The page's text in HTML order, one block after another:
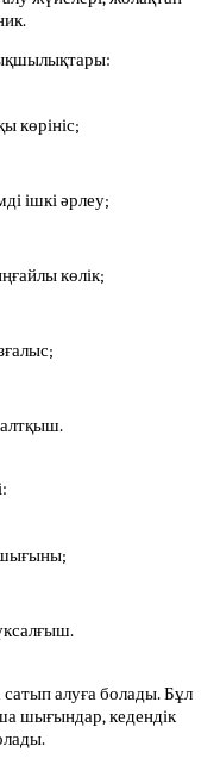
көрініс;
ішкі әрлеу;
көлік;
сатып алуға болады. Бұл
шығындар, кедендік